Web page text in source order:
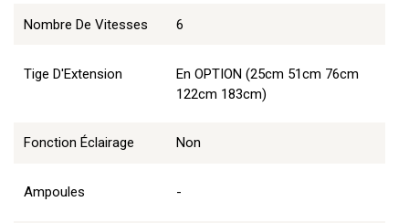
Nombre De Vitesses 6
Tige D'Extension
En OPTION (25cm 51cm 76cm
122cm 183cm)
Fonction Éclairage Non
Ampoules -